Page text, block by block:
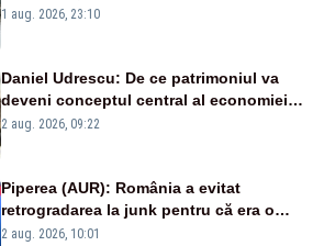
război mondial
1 aug. 2026, 23:10
Daniel Udrescu: De ce patrimoniul va
deveni conceptul central al economiei
viitoare?
2 aug. 2026, 09:22
Piperea (AUR): România a evitat
retrogradarea la junk pentru că era o
catastrofă pentru bănci și fondurile de
2 aug. 2026, 10:01